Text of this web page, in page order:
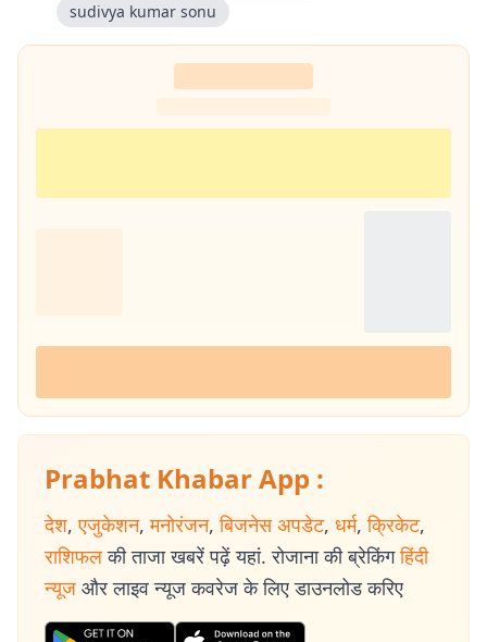
sudivya kumar sonu
Prabhat Khabar App :
देश, एजुकेशन, मनोरंजन, बिजनेस अपडेट, धर्म, क्रिकेट,
राशिफल की ताजा खबरें पढ़ें यहां. रोजाना की ब्रेकिंग हिंदी
न्यूज और लाइव न्यूज कवरेज के लिए डाउनलोड करिए